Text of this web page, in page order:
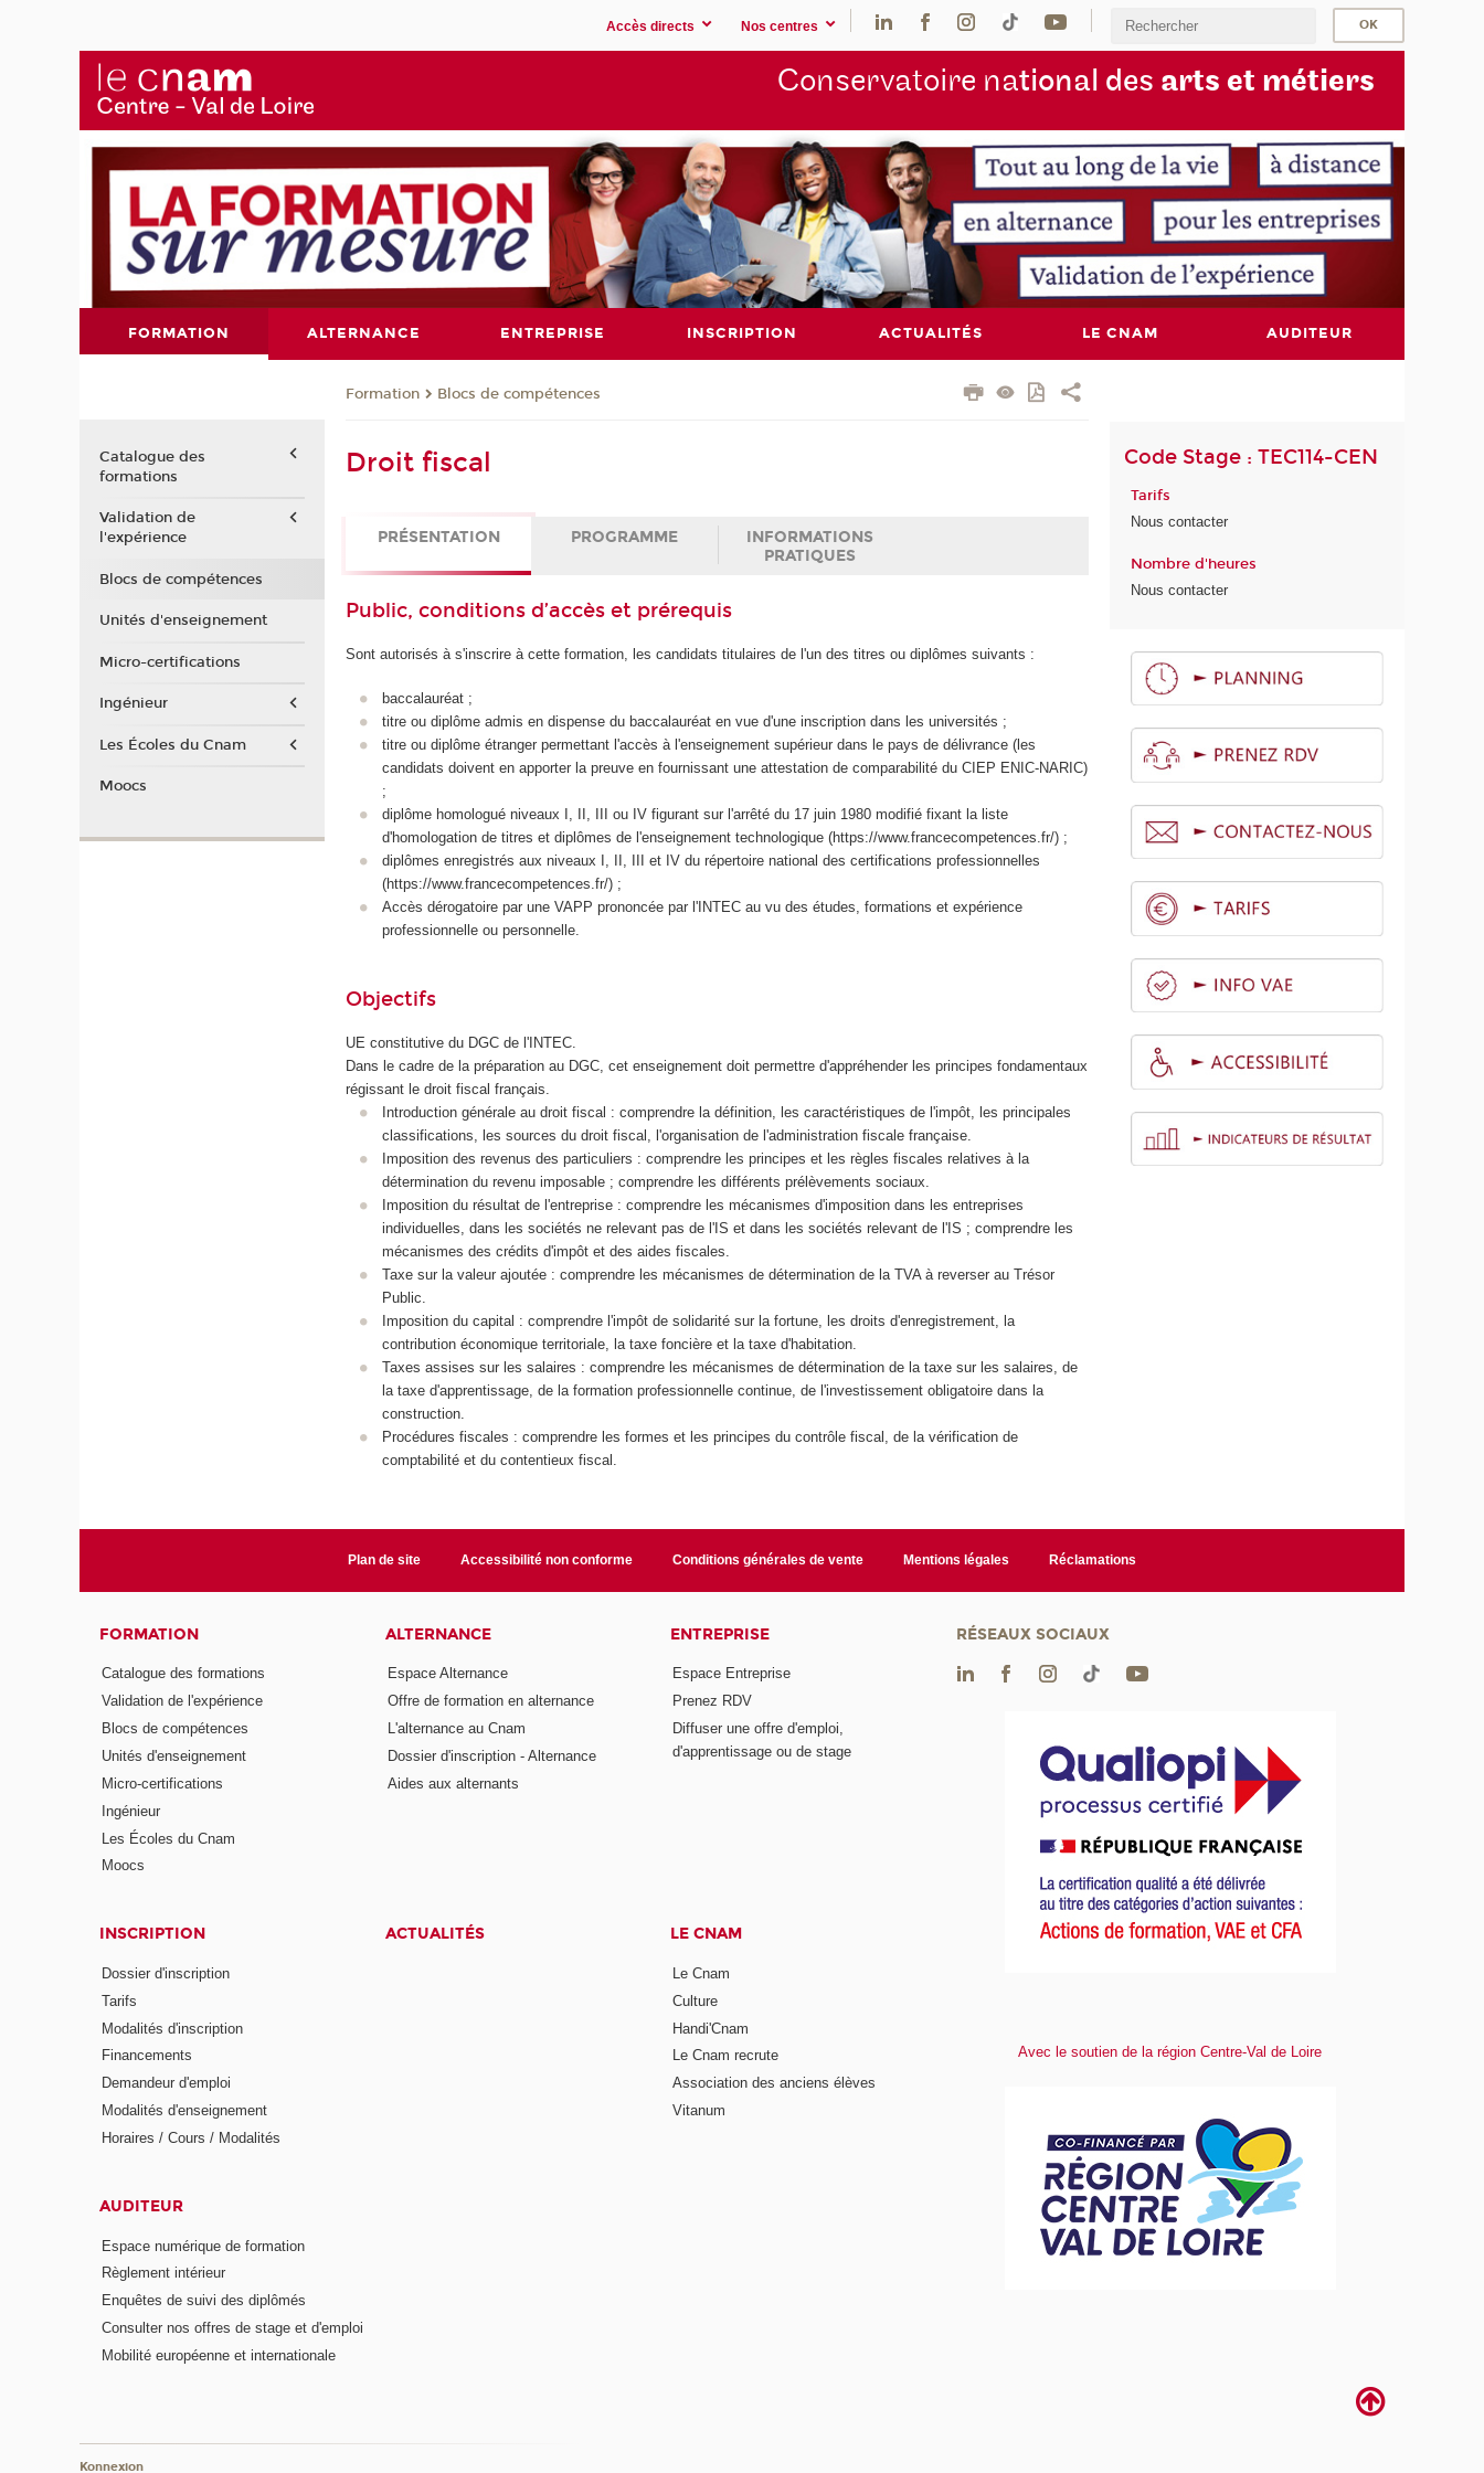
Accès directs Nos centres
Conservatoire national des arts et métiers
FORMATION ALTERNANCE ENTREPRISE INSCRIPTION ACTUALITÉS LE CNAM AUDITEUR
Formation Blocs de compétences
Droit fiscal
PRÉSENTATION PROGRAMME
INFORMATIONS
PRATIQUES
Public, conditions d’accès et prérequis
Sont autorisés à s'inscrire à cette formation, les candidats titulaires de l'un des titres ou diplômes suivants :
baccalauréat ;
titre ou diplôme admis en dispense du baccalauréat en vue d'une inscription dans les universités ;
titre ou diplôme étranger permettant l'accès à l'enseignement supérieur dans le pays de délivrance (les
candidats doivent en apporter la preuve en fournissant une attestation de comparabilité du CIEP ENIC-NARIC)
;
diplôme homologué niveaux I, II, III ou IV figurant sur l'arrêté du 17 juin 1980 modifié fixant la liste
d'homologation de titres et diplômes de l'enseignement technologique (https://www.francecompetences.fr/) ;
diplômes enregistrés aux niveaux I, II, III et IV du répertoire national des certifications professionnelles
(https://www.francecompetences.fr/) ;
Accès dérogatoire par une VAPP prononcée par l'INTEC au vu des études, formations et expérience
professionnelle ou personnelle.
Objectifs
UE constitutive du DGC de l'INTEC.
Dans le cadre de la préparation au DGC, cet enseignement doit permettre d'appréhender les principes fondamentaux
régissant le droit fiscal français.
Introduction générale au droit fiscal : comprendre la définition, les caractéristiques de l'impôt, les principales
classifications, les sources du droit fiscal, l'organisation de l'administration fiscale française.
Imposition des revenus des particuliers : comprendre les principes et les règles fiscales relatives à la
détermination du revenu imposable ; comprendre les différents prélèvements sociaux.
Imposition du résultat de l'entreprise : comprendre les mécanismes d'imposition dans les entreprises
individuelles, dans les sociétés ne relevant pas de l'IS et dans les sociétés relevant de l'IS ; comprendre les
mécanismes des crédits d'impôt et des aides fiscales.
Taxe sur la valeur ajoutée : comprendre les mécanismes de détermination de la TVA à reverser au Trésor
Public.
Imposition du capital : comprendre l'impôt de solidarité sur la fortune, les droits d'enregistrement, la
contribution économique territoriale, la taxe foncière et la taxe d'habitation.
Taxes assises sur les salaires : comprendre les mécanismes de détermination de la taxe sur les salaires, de
la taxe d'apprentissage, de la formation professionnelle continue, de l'investissement obligatoire dans la
construction.
Procédures fiscales : comprendre les formes et les principes du contrôle fiscal, de la vérification de
comptabilité et du contentieux fiscal.
Code Stage : TEC114-CEN
Tarifs
Nous contacter
Nombre d'heures
Nous contacter
Catalogue des
formations
Validation de
l'expérience
Blocs de compétences
Unités d'enseignement
Micro-certifications
Ingénieur
Les Écoles du Cnam
Moocs
Plan de site Accessibilité non conforme Conditions générales de vente Mentions légales Réclamations
FORMATION
Catalogue des formations
Validation de l'expérience
Blocs de compétences
Unités d'enseignement
Micro-certifications
Ingénieur
Les Écoles du Cnam
Moocs
ALTERNANCE
Espace Alternance
Offre de formation en alternance
L'alternance au Cnam
Dossier d'inscription - Alternance
Aides aux alternants
ENTREPRISE
Espace Entreprise
Prenez RDV
Diffuser une offre d'emploi,
d'apprentissage ou de stage
INSCRIPTION
Dossier d'inscription
Tarifs
Modalités d'inscription
Financements
Demandeur d'emploi
Modalités d'enseignement
Horaires / Cours / Modalités
ACTUALITÉS LE CNAM
Le Cnam
Culture
Handi'Cnam
Le Cnam recrute
Association des anciens élèves
Vitanum
AUDITEUR
Espace numérique de formation
Règlement intérieur
Enquêtes de suivi des diplômés
Consulter nos offres de stage et d'emploi
Mobilité européenne et internationale
RÉSEAUX SOCIAUX
Avec le soutien de la région Centre-Val de Loire
Konnexion